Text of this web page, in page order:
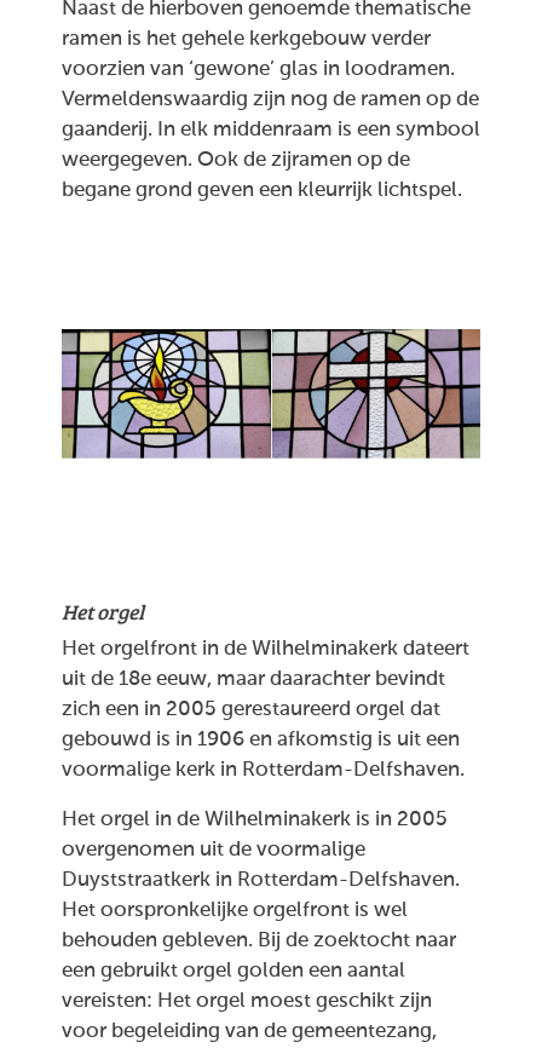
Naast de hierboven genoemde thematische
ramen is het gehele kerkgebouw verder
voorzien van ‘gewone’ glas in loodramen.
Vermeldenswaardig zijn nog de ramen op de
gaanderij. In elk middenraam is een symbool
weergegeven. Ook de zijramen op de
begane grond geven een kleurrijk lichtspel.
Het orgel
Het orgelfront in de Wilhelminakerk dateert
uit de 18e eeuw, maar daarachter bevindt
zich een in 2005 gerestaureerd orgel dat
gebouwd is in 1906 en afkomstig is uit een
voormalige kerk in Rotterdam-Delfshaven.
Het orgel in de Wilhelminakerk is in 2005
overgenomen uit de voormalige
Duyststraatkerk in Rotterdam-Delfshaven.
Het oorspronkelijke orgelfront is wel
behouden gebleven. Bij de zoektocht naar
een gebruikt orgel golden een aantal
vereisten: Het orgel moest geschikt zijn
voor begeleiding van de gemeentezang,